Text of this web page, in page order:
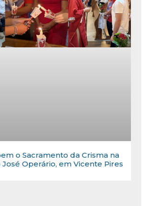
o Sacramento da Crisma na
José Operário, em Vicente Pires